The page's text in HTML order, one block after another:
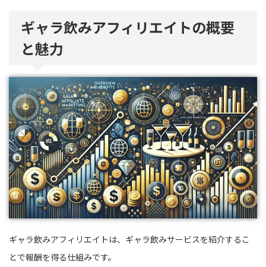
ギャラ飲みアフィリエイトの概要
と魅力
ギャラ飲みアフィリエイトは、ギャラ飲みサービスを紹介するこ
とで報酬を得る仕組みです。